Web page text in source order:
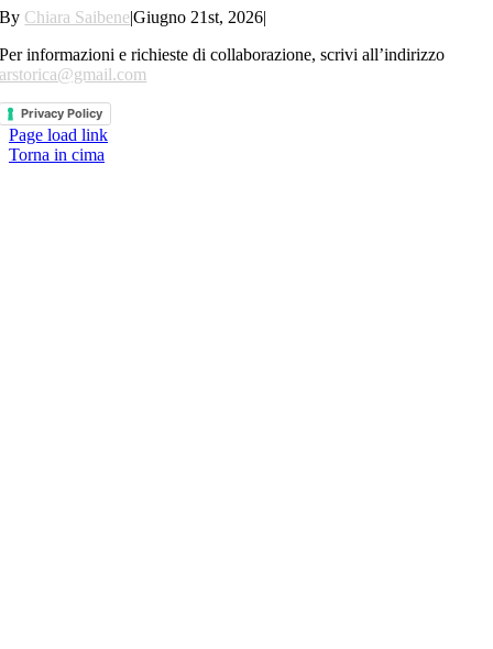
By Chiara Saibene|Giugno 21st, 2026|
Per informazioni e richieste di collaborazione, scrivi all’indirizzo
arstorica@gmail.com
Privacy Policy
Page load link
Torna in cima